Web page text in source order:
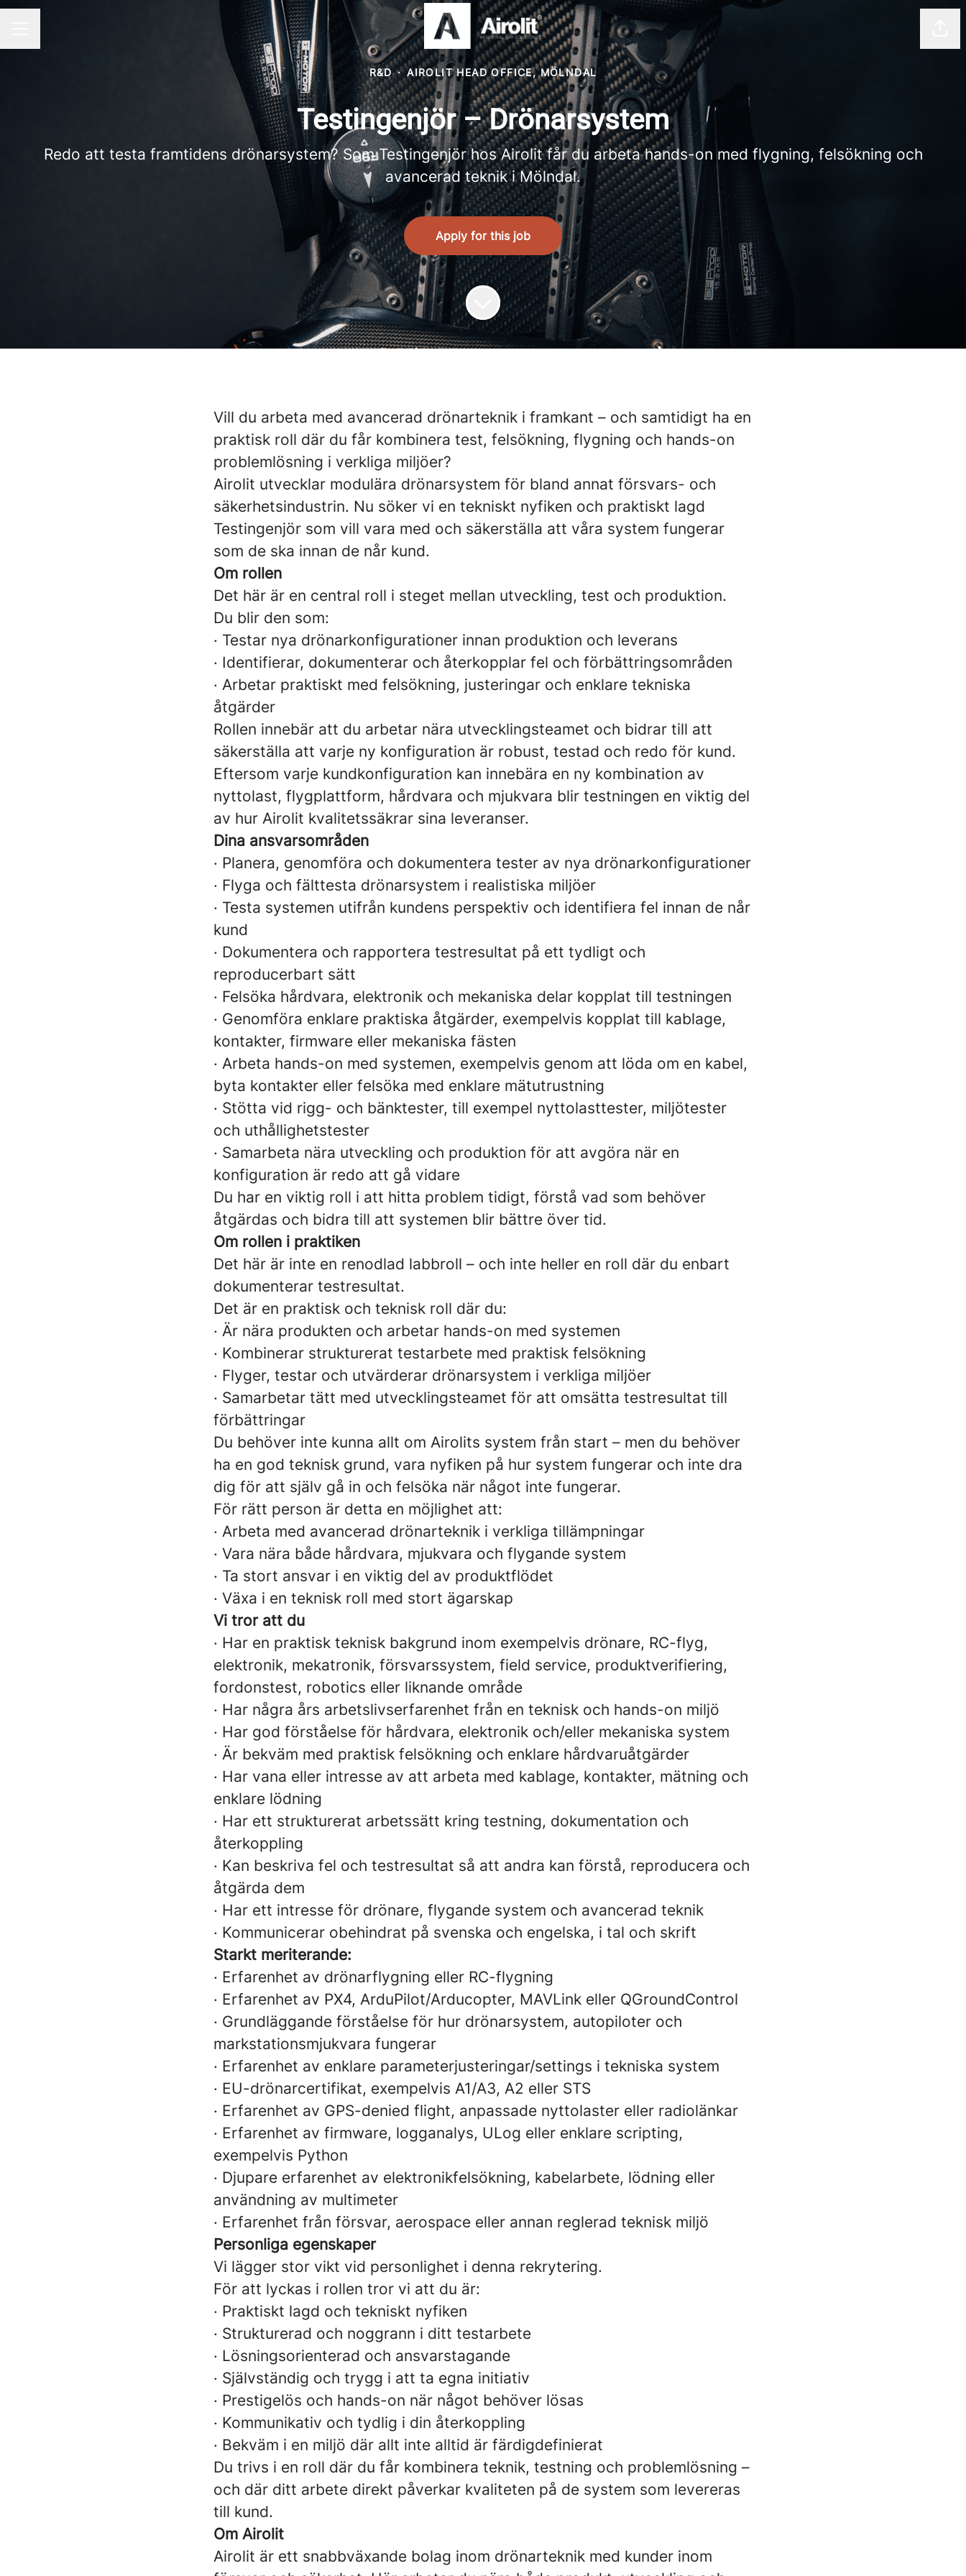
R&D · AIROLIT HEAD OFFICE, MÖLNDAL
Testingenjör – Drönarsystem
Redo att testa framtidens drönarsystem? Som Testingenjör hos Airolit får du arbeta hands-on med flygning, felsökning och
avancerad teknik i Mölndal.
Apply for this job
Vill du arbeta med avancerad drönarteknik i framkant – och samtidigt ha en
praktisk roll där du får kombinera test, felsökning, flygning och hands-on
problemlösning i verkliga miljöer?
Airolit utvecklar modulära drönarsystem för bland annat försvars- och
säkerhetsindustrin. Nu söker vi en tekniskt nyfiken och praktiskt lagd
Testingenjör som vill vara med och säkerställa att våra system fungerar
som de ska innan de når kund.
Om rollen
Det här är en central roll i steget mellan utveckling, test och produktion.
Du blir den som:
· Testar nya drönarkonfigurationer innan produktion och leverans
· Identifierar, dokumenterar och återkopplar fel och förbättringsområden
· Arbetar praktiskt med felsökning, justeringar och enklare tekniska
åtgärder
Rollen innebär att du arbetar nära utvecklingsteamet och bidrar till att
säkerställa att varje ny konfiguration är robust, testad och redo för kund.
Eftersom varje kundkonfiguration kan innebära en ny kombination av
nyttolast, flygplattform, hårdvara och mjukvara blir testningen en viktig del
av hur Airolit kvalitetssäkrar sina leveranser.
Dina ansvarsområden
· Planera, genomföra och dokumentera tester av nya drönarkonfigurationer
· Flyga och fälttesta drönarsystem i realistiska miljöer
· Testa systemen utifrån kundens perspektiv och identifiera fel innan de når
kund
· Dokumentera och rapportera testresultat på ett tydligt och
reproducerbart sätt
· Felsöka hårdvara, elektronik och mekaniska delar kopplat till testningen
· Genomföra enklare praktiska åtgärder, exempelvis kopplat till kablage,
kontakter, firmware eller mekaniska fästen
· Arbeta hands-on med systemen, exempelvis genom att löda om en kabel,
byta kontakter eller felsöka med enklare mätutrustning
· Stötta vid rigg- och bänktester, till exempel nyttolasttester, miljötester
och uthållighetstester
· Samarbeta nära utveckling och produktion för att avgöra när en
konfiguration är redo att gå vidare
Du har en viktig roll i att hitta problem tidigt, förstå vad som behöver
åtgärdas och bidra till att systemen blir bättre över tid.
Om rollen i praktiken
Det här är inte en renodlad labbroll – och inte heller en roll där du enbart
dokumenterar testresultat.
Det är en praktisk och teknisk roll där du:
· Är nära produkten och arbetar hands-on med systemen
· Kombinerar strukturerat testarbete med praktisk felsökning
· Flyger, testar och utvärderar drönarsystem i verkliga miljöer
· Samarbetar tätt med utvecklingsteamet för att omsätta testresultat till
förbättringar
Du behöver inte kunna allt om Airolits system från start – men du behöver
ha en god teknisk grund, vara nyfiken på hur system fungerar och inte dra
dig för att själv gå in och felsöka när något inte fungerar.
För rätt person är detta en möjlighet att:
· Arbeta med avancerad drönarteknik i verkliga tillämpningar
· Vara nära både hårdvara, mjukvara och flygande system
· Ta stort ansvar i en viktig del av produktflödet
· Växa i en teknisk roll med stort ägarskap
Vi tror att du
· Har en praktisk teknisk bakgrund inom exempelvis drönare, RC-flyg,
elektronik, mekatronik, försvarssystem, field service, produktverifiering,
fordonstest, robotics eller liknande område
· Har några års arbetslivserfarenhet från en teknisk och hands-on miljö
· Har god förståelse för hårdvara, elektronik och/eller mekaniska system
· Är bekväm med praktisk felsökning och enklare hårdvaruåtgärder
· Har vana eller intresse av att arbeta med kablage, kontakter, mätning och
enklare lödning
· Har ett strukturerat arbetssätt kring testning, dokumentation och
återkoppling
· Kan beskriva fel och testresultat så att andra kan förstå, reproducera och
åtgärda dem
· Har ett intresse för drönare, flygande system och avancerad teknik
· Kommunicerar obehindrat på svenska och engelska, i tal och skrift
Starkt meriterande:
· Erfarenhet av drönarflygning eller RC-flygning
· Erfarenhet av PX4, ArduPilot/Arducopter, MAVLink eller QGroundControl
· Grundläggande förståelse för hur drönarsystem, autopiloter och
markstationsmjukvara fungerar
· Erfarenhet av enklare parameterjusteringar/settings i tekniska system
· EU-drönarcertifikat, exempelvis A1/A3, A2 eller STS
· Erfarenhet av GPS-denied flight, anpassade nyttolaster eller radiolänkar
· Erfarenhet av firmware, logganalys, ULog eller enklare scripting,
exempelvis Python
· Djupare erfarenhet av elektronikfelsökning, kabelarbete, lödning eller
användning av multimeter
· Erfarenhet från försvar, aerospace eller annan reglerad teknisk miljö
Personliga egenskaper
Vi lägger stor vikt vid personlighet i denna rekrytering.
För att lyckas i rollen tror vi att du är:
· Praktiskt lagd och tekniskt nyfiken
· Strukturerad och noggrann i ditt testarbete
· Lösningsorienterad och ansvarstagande
· Självständig och trygg i att ta egna initiativ
· Prestigelös och hands-on när något behöver lösas
· Kommunikativ och tydlig i din återkoppling
· Bekväm i en miljö där allt inte alltid är färdigdefinierat
Du trivs i en roll där du får kombinera teknik, testning och problemlösning –
och där ditt arbete direkt påverkar kvaliteten på de system som levereras
till kund.
Om Airolit
Airolit är ett snabbväxande bolag inom drönarteknik med kunder inom